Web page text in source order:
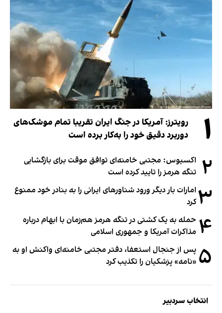
۱
رویترز: آمریکا در جنگ ایران تقریبا تمام موشک‌های
دوربرد دقیق خود را به‌کار برده است
۲ اکسیوس: مجتبی خامنه‌ای توافق موقت برای بازگشایی
تنگه هرمز را تایید کرده است
۳ امارات بار دیگر ورود شناورهای ایرانی را به بنادر خود ممنوع
کرد
۴ حمله به یک کشتی در تنگه هرمز هم‌زمان با ابهام درباره
مذاکرات آمریکا و جمهوری اسلامی
۵ پس از جنجال استعفا، دفتر مجتبی خامنه‌ای واکنش او به
«نامه» پزشکیان را تکذیب کرد
انتخاب سردبیر